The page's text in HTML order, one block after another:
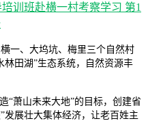
一、大坞坑、梅里三个自然村
林田湖”生态系统，自然资源丰
“萧山未来大地”的目标，创建省
发展壮大集体经济，让老百姓主